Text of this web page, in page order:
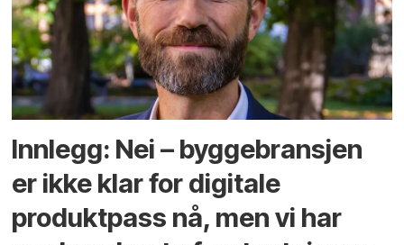
Innlegg: Nei – byggebransjen
er ikke klar for digitale
produktpass nå, men vi har